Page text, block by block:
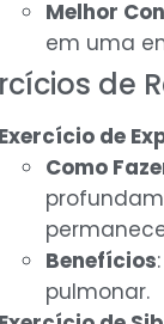
Melhor
em uma
de
Exercício de
Como
Benefícios
pulmonar.